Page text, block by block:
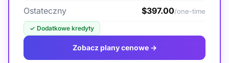
Ostateczny $397.00/one-time
✓ Dodatkowe kredyty
Zobacz plany cenowe →